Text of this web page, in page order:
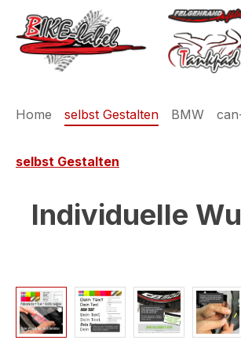
Hauptinhalt springen
Zur Suche springen
Zur Hauptnavigation springen
Home selbst Gestalten BMW
selbst Gestalten
Individuelle
Bildergalerie überspringen